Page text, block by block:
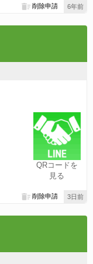
6年前
削除申請
QRコードを
見る
3日前
削除申請